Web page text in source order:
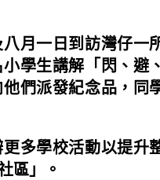
月一日到訪灣仔一
學生講解「閃、避
們派發紀念品，同
多學校活動以提升
區」。